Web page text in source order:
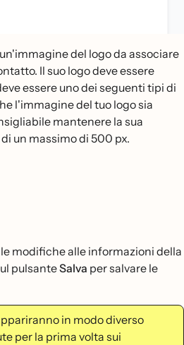
del logo da associare
Il suo logo deve essere
essere uno dei seguenti tipi di
l'immagine del tuo logo sia
mantenere la sua
un massimo di 500 px.
modifiche alle informazioni della
pulsanteSalva per salvare le
in modo diverso
per la prima volta sui